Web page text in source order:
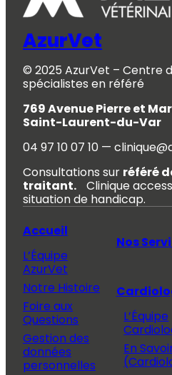
AzurVet
© 2025 AzurVet – Centre
spécialistes en référé
769 Avenue Pierre et
Saint-Laurent-du-Var
04 97 10 07 10 —
Consultations sur référé
traitant. Clinique
situation de handicap.
Accueil
L’Équipe
AzurVet
Notre Histoire
Foire aux
Questions
Gestion des
données
personnelles
Nos
L’Équipe
En